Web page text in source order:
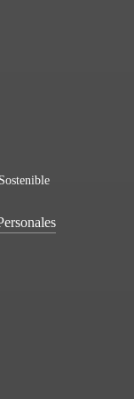
leíste bien. Sin